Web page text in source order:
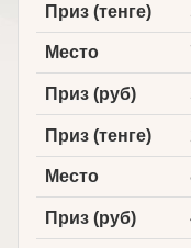
Приз (тенге)
Место
Приз (руб)
Приз (тенге)
Место
Приз (руб)